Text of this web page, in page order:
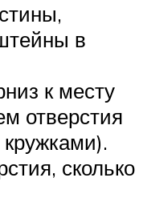
в
к месту
отверстия
сколько